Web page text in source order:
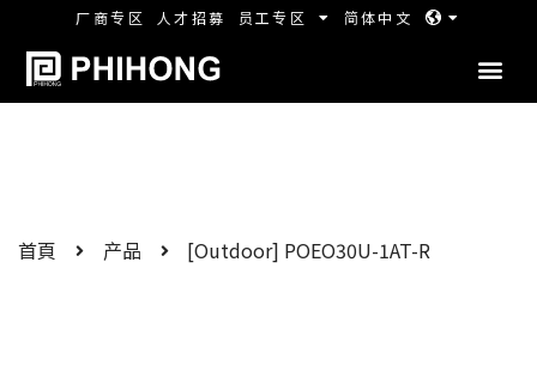
厂商专区 人才招募 员工专区 简体中文
首頁 产品 [Outdoor] POEO30U-1AT-R